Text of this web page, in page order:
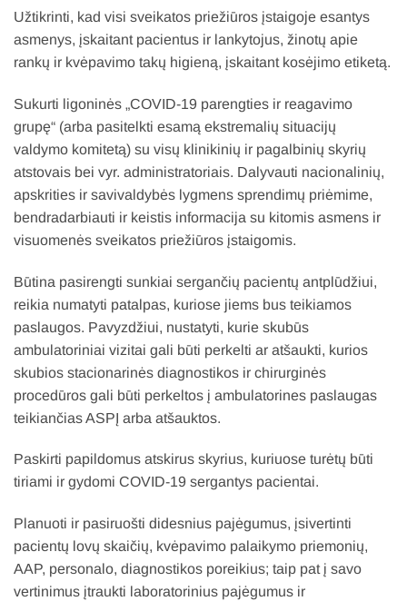
Užtikrinti, kad visi sveikatos priežiūros įstaigoje esantys
asmenys, įskaitant pacientus ir lankytojus, žinotų apie
rankų ir kvėpavimo takų higieną, įskaitant kosėjimo etiketą.
Sukurti ligoninės „COVID-19 parengties ir reagavimo
grupę“ (arba pasitelkti esamą ekstremalių situacijų
valdymo komitetą) su visų klinikinių ir pagalbinių skyrių
atstovais bei vyr. administratoriais. Dalyvauti nacionalinių,
apskrities ir savivaldybės lygmens sprendimų priėmime,
bendradarbiauti ir keistis informacija su kitomis asmens ir
visuomenės sveikatos priežiūros įstaigomis.
Būtina pasirengti sunkiai sergančių pacientų antplūdžiui,
reikia numatyti patalpas, kuriose jiems bus teikiamos
paslaugos. Pavyzdžiui, nustatyti, kurie skubūs
ambulatoriniai vizitai gali būti perkelti ar atšaukti, kurios
skubios stacionarinės diagnostikos ir chirurginės
procedūros gali būti perkeltos į ambulatorines paslaugas
teikiančias ASPĮ arba atšauktos.
Paskirti papildomus atskirus skyrius, kuriuose turėtų būti
tiriami ir gydomi COVID-19 sergantys pacientai.
Planuoti ir pasiruošti didesnius pajėgumus, įsivertinti
pacientų lovų skaičių, kvėpavimo palaikymo priemonių,
AAP, personalo, diagnostikos poreikius; taip pat į savo
vertinimus įtraukti laboratorinius pajėgumus ir